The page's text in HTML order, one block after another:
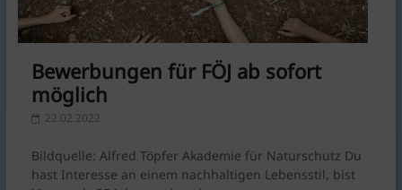
Bewerbungen für FÖJ ab sofort
möglich
22.02.2022
Bildquelle: Alfred Töpfer Akademie für Naturschutz Du
hast Interesse an einem nachhaltigen Lebensstil, bist